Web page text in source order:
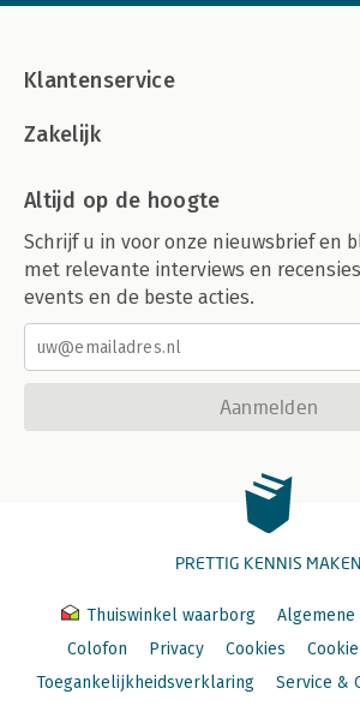
Klantenservice
Zakelijk
Altijd op de hoogte
Schrijf u in voor onze nieuwsbrief en
met relevante interviews en
events en de beste acties.
Aanmelden
PRETTIG KENNIS MAKEN
Thuiswinkel waarborg
Algemene
Colofon
Privacy Cookies
Toegankelijkheidsverklaring
Service &